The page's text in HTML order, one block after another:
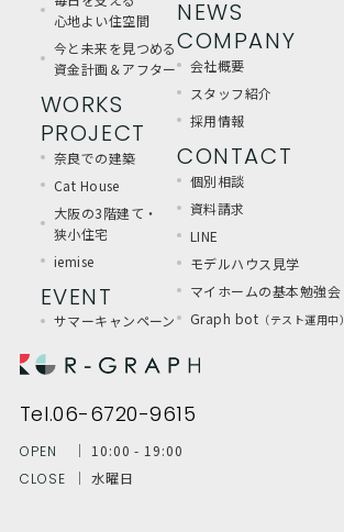
心地よい住空間
今と未来を見つめる
資金計画＆アフター
WORKS
PROJECT
奈良での建築
Cat House
大阪の3階建て・
狭小住宅
iemise
EVENT
サマーキャンペーン
NEWS
COMPANY
会社概要
スタッフ紹介
採用情報
CONTACT
個別相談
資料請求
LINE
モデルハウス見学
マイホームの基本勉強会
Graph bot （テスト運用中）
Tel.06-6720-9615
OPEN
│ 10:00 - 19:00
CLOSE
│ 水曜日